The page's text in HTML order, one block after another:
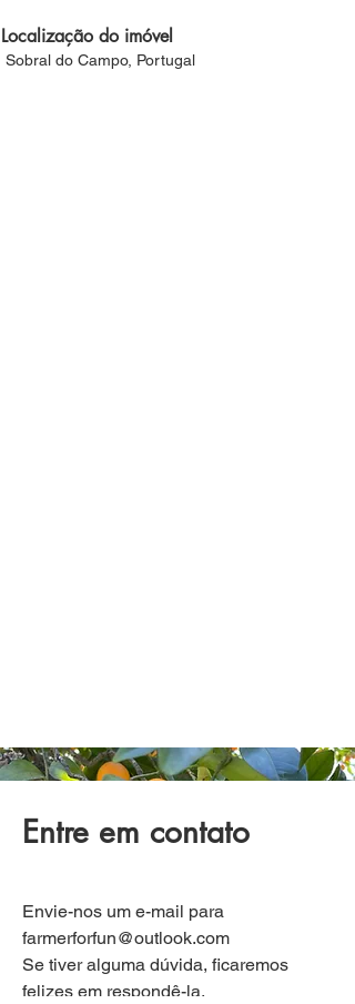
Localização do imóvel
Sobral do Campo, Portugal
Entre em contato
Envie-nos um e-mail para
farmerforfun@outlook.com
Se tiver alguma dúvida, ficaremos
felizes em respondê-la.